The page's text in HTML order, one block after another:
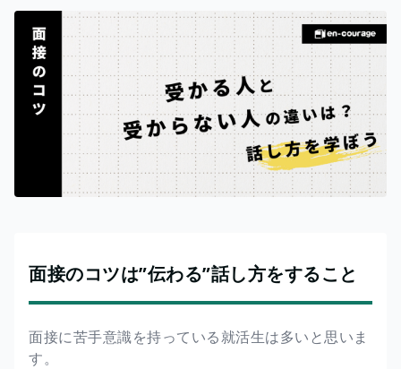
面接のコツは”伝わる”話し方をすること
面接に苦手意識を持っている就活生は多いと思いま
す。